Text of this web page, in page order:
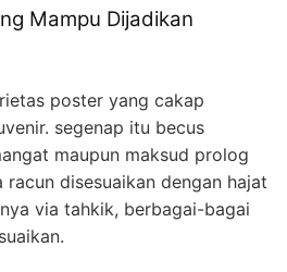
Mampu Dijadikan
poster yang cakap
segenap itu becus
maupun maksud prolog
racun disesuaikan dengan hajat
via tahkik, berbagai-bagai